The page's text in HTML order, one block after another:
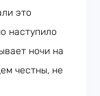
это
наступило
ночи на
честны, не